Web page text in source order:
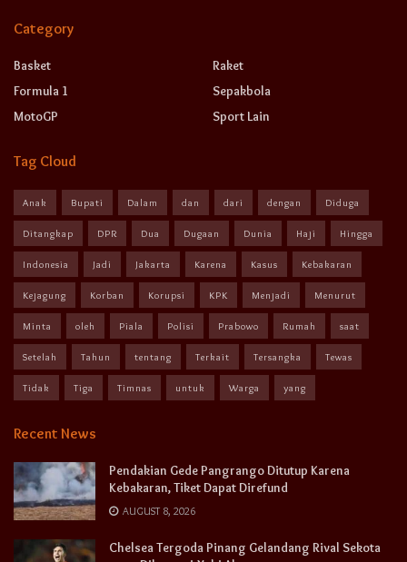
Category
Basket
Formula 1
MotoGP
Raket
Sepakbola
Sport Lain
Tag Cloud
Anak Bupati Dalam dan dari dengan Diduga
Ditangkap DPR Dua Dugaan Dunia Haji Hingga
Indonesia Jadi Jakarta Karena Kasus Kebakaran
Kejagung Korban Korupsi KPK Menjadi Menurut
Minta oleh Piala Polisi Prabowo Rumah saat
Setelah Tahun tentang Terkait Tersangka Tewas
Tidak Tiga Timnas untuk Warga yang
Recent News
Pendakian Gede Pangrango Ditutup Karena
Kebakaran, Tiket Dapat Direfund
AUGUST 8, 2026
Chelsea Tergoda Pinang Gelandang Rival Sekota